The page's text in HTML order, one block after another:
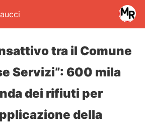
tra il Comune
Servizi”: 600 mila
dei rifiuti per
della